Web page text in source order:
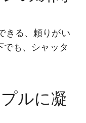
きる、頼りがい
も、シャッタ
ルに凝